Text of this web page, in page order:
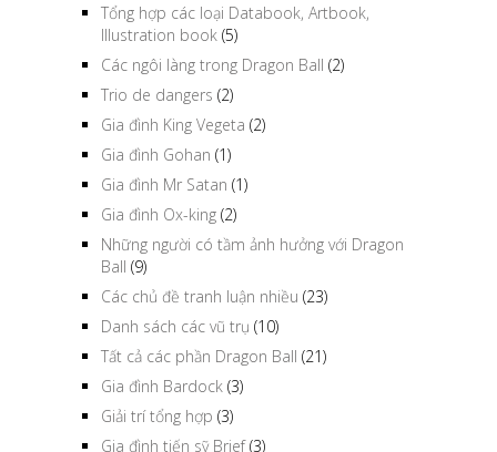
Tổng hợp các loại Databook, Artbook,
Illustration book (5)
Các ngôi làng trong Dragon Ball (2)
Trio de dangers (2)
Gia đình King Vegeta (2)
Gia đình Gohan (1)
Gia đình Mr Satan (1)
Gia đình Ox-king (2)
Những người có tầm ảnh hưởng với Dragon
Ball (9)
Các chủ đề tranh luận nhiều (23)
Danh sách các vũ trụ (10)
Tất cả các phần Dragon Ball (21)
Gia đình Bardock (3)
Giải trí tổng hợp (3)
Gia đình tiến sỹ Brief(3)